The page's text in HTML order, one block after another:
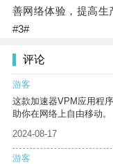
善网络体验，提高生
#3#
评论
游客
这款加速器VPM应用程
助你在网络上自由移动。
2024-08-17
游客